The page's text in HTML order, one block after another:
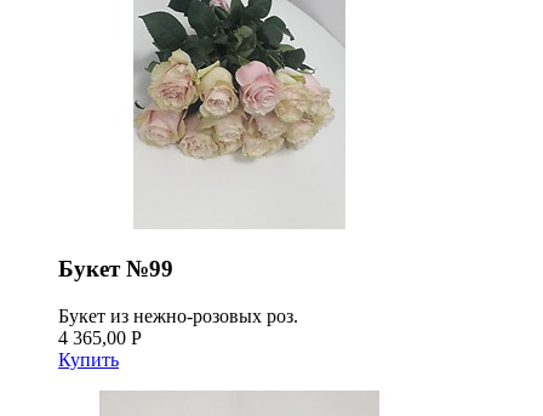
Букет №99
Букет из нежно-розовых роз.
4 365,00 Р
Купить